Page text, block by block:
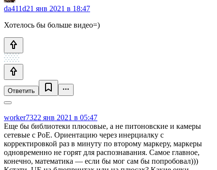
da411d21 янв 2021 в 18:47
Хотелось бы больше видео=)
Ответить
worker7322 янв 2021 в 05:47
Еще бы библиотеки плюсовые, а не питоновские и камеры
сетевые с PoE. Ориентацию через инерциалку с
корректировкой раз в минуту по второму маркеру, маркеры
одновременно не горят для распознавания. Самое главное,
конечно, математика — если бы мог сам бы попробовал)))